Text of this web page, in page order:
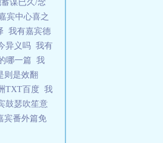
谋已久/念
宾中心喜之
我有嘉宾德
异义吗 我有
哪一篇 我
则是效翻
TXT百度 我
鼓瑟吹笙意
宾番外篇免